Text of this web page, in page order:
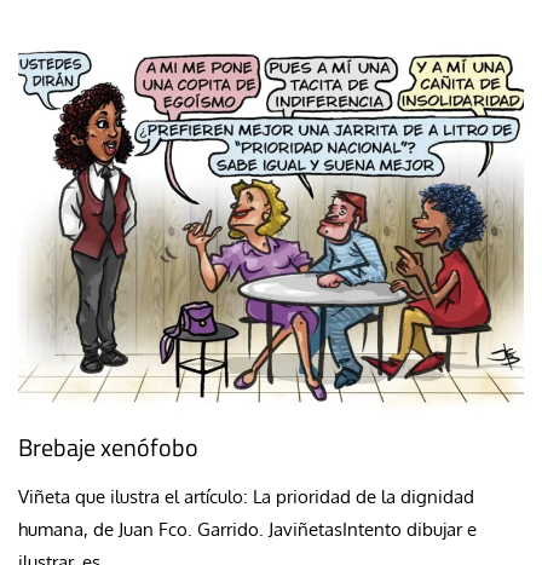
Brebaje xenófobo
Viñeta que ilustra el artículo: La prioridad de la dignidad
humana, de Juan Fco. Garrido. JaviñetasIntento dibujar e